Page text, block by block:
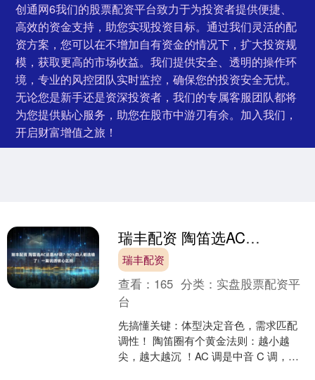
创通网6我们的股票配资平台致力于为投资者提供便捷、
高效的资金支持，助您实现投资目标。通过我们灵活的配
资方案，您可以在不增加自有资金的情况下，扩大投资规
模，获取更高的市场收益。我们提供安全、透明的操作环
境，专业的风控团队实时监控，确保您的投资安全无忧。
无论您是新手还是资深投资者，我们的专属客服团队都将
为您提供贴心服务，助您在股市中游刃有余。加入我们，
开启财富增值之旅！
瑞丰配资 陶笛选AC还是AF调？90%的人都选错了！一篇说透核心区别
瑞丰配资
查看： 165 分类： 实盘股票配资平
台
先搞懂关键：体型决定音色，需求匹配
调性！ 陶笛圈有个黄金法则：越小越
尖，越大越沉 ！AC 调是中音 C 调，体